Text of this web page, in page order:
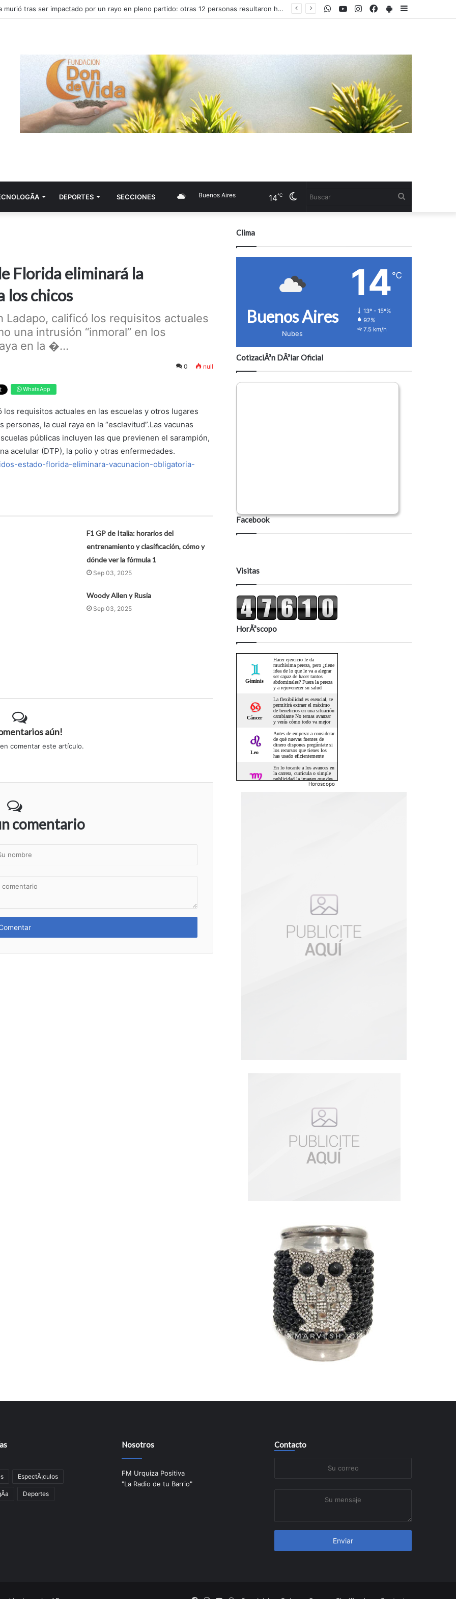
Un futbolista murió tras ser impactado por un rayo en pleno partido: otras 12 personas resultaron heridas PlayStore
Facebook
Instagram
Youtube
WhatsApp
DEPORTES SECCIONES Cambiar
Buenos Aires 14℃
Florida eliminará la
los chicos
calificó los requisitos actuales
una intrusión “inmoral” en los
en la �...
0 null
WhatsApp
requisitos actuales en las escuelas y otros lugares
la cual raya en la “esclavitud”.Las vacunas
públicas incluyen las que previenen el sarampión,
acelular (DTP), la polio y otras enfermedades.
estado-florida-eliminara-vacunacion-obligatoria-
F1 GP de Italia: horarios del
entrenamiento y clasificación, cómo y
dónde ver la fórmula 1
Sep 03, 2025
Woody Allen y Rusia
Sep 03, 2025
aún!
comentar este artículo.
comentario
Clima
Buenos Aires
Nubes
14℃
13º - 15º%
92%
7.5 km/h
CotizaciÃ³n DÃ³lar Oficial
Facebook
Visitas
HorÃ³scopo
Horoscopo
EspectÃ¡culos
Deportes
Nosotros
FM Urquiza Positiva
"La Radio de tu Barrio"
Contacto